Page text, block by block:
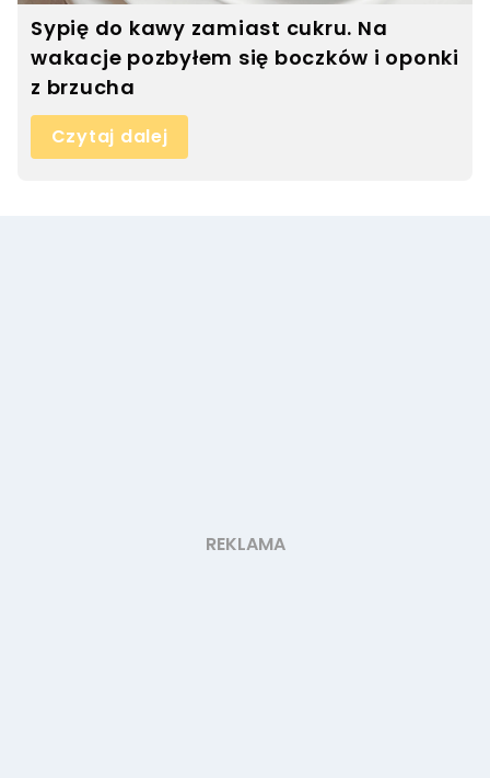
Sypię do kawy zamiast cukru. Na
wakacje pozbyłem się boczków i oponki
z brzucha
Czytaj dalej